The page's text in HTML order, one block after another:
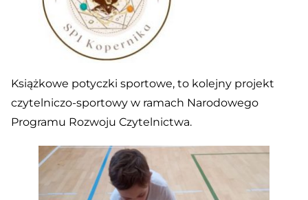
Książkowe potyczki sportowe, to kolejny projekt
czytelniczo-sportowy w ramach Narodowego
Programu Rozwoju Czytelnictwa.